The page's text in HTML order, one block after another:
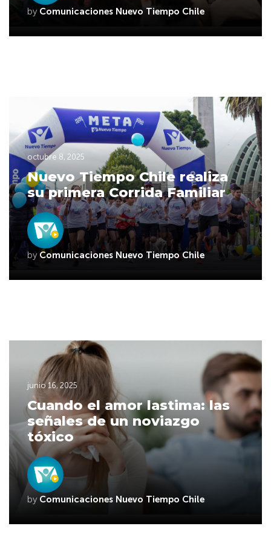
by Comunicaciones Nuevo Tiempo Chile
octubre 8, 2025
Nuevo Tiempo Chile realiza
su primera Corrida Familiar
by Comunicaciones Nuevo Tiempo Chile
junio 16, 2025
Cuando el amor lastima: las
señales de un noviazgo
tóxico
by Comunicaciones Nuevo Tiempo Chile